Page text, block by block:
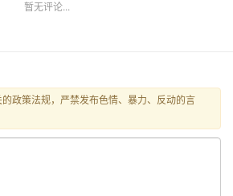
暂无评论...
政策法规，严禁发布色情、暴力、反动的言